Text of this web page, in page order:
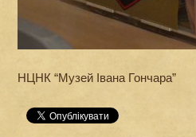
НЦНК “Музей Івана Гончара”